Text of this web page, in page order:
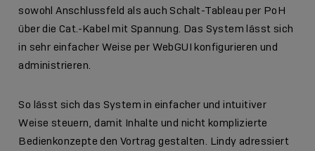
sowohl Anschlussfeld als auch Schalt-Tableau per PoH
über die Cat.-Kabel mit Spannung. Das System lässt sich
in sehr einfacher Weise per WebGUI konfigurieren und
administrieren.
So lässt sich das System in einfacher und intuitiver
Weise steuern, damit Inhalte und nicht komplizierte
Bedienkonzepte den Vortrag gestalten. Lindy adressiert